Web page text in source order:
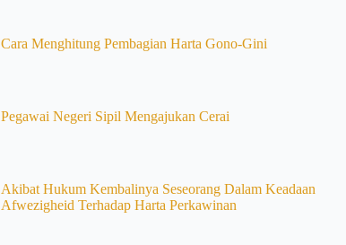
Cara Menghitung Pembagian Harta Gono-Gini
Pegawai Negeri Sipil Mengajukan Cerai
Akibat Hukum Kembalinya Seseorang Dalam Keadaan
Afwezigheid Terhadap Harta Perkawinan